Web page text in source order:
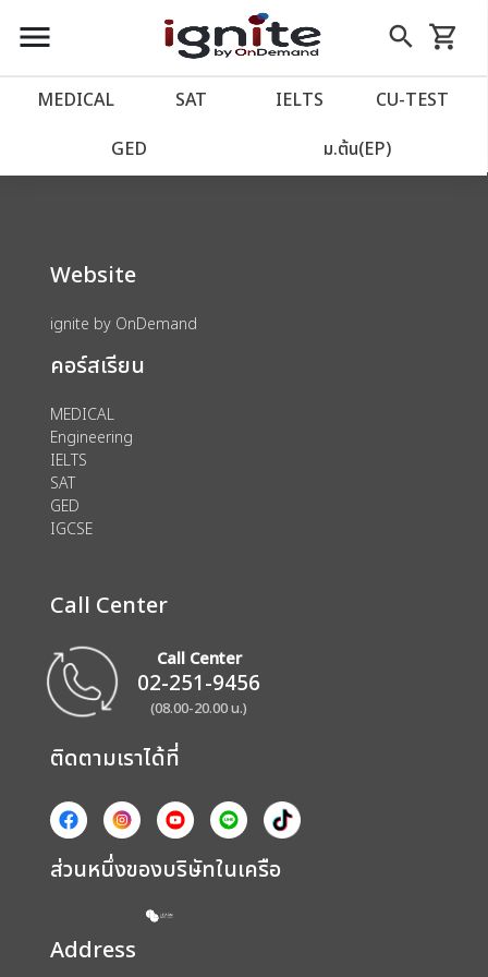
close
account_balance หน้าแรก
เว็บไซต์อิกไนท์
import_contacts วางแผนการเรียน
account_circle เข้าสู่ระบบ
assignment ลงทะเบียน
menu search
Skip
to
shopping_cart
รถเข็น
MEDICAL SAT IELTS CU‑TEST
GED ม.ต้น(EP)
We could not find anything for 80000179
Website
ignite by OnDemand
คอร์สเรียน
MEDICAL
Engineering
IELTS
SAT
GED
IGCSE
Call Center
Call Center
02-251-9456
(08.00-20.00 น.)
ติดตามเราได้ที่
ส่วนหนึ่งของบริษัทในเครือ
Address